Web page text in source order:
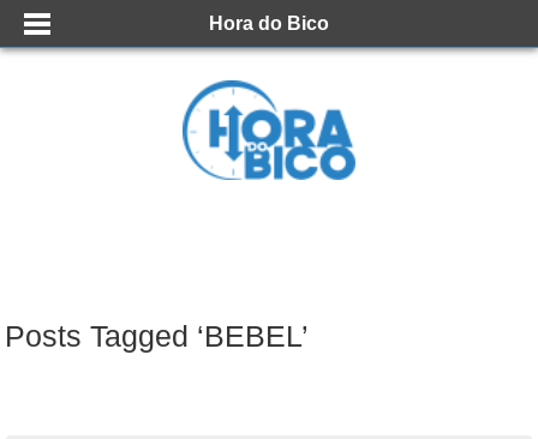
Hora do Bico
Posts Tagged ‘BEBEL’